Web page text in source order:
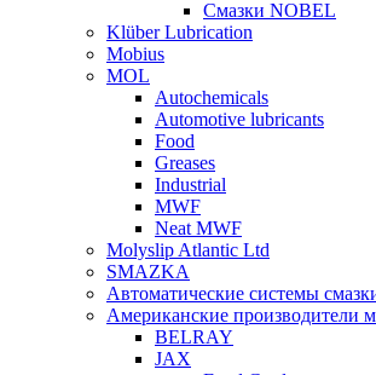
Смазки NOBEL
Klüber Lubrication
Mobius
MOL
Autochemicals
Automotive lubricants
Food
Greases
Industrial
MWF
Neat MWF
Molyslip Atlantic Ltd
SMAZKA
Автоматические системы
Американские производители
BELRAY
JAX